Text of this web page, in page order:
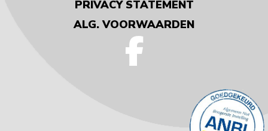
PRIVACY STATEMENT
ALG. VOORWAARDEN